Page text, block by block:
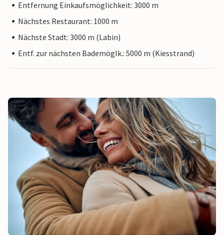
Entfernung Einkaufsmöglichkeit: 3000 m
Nächstes Restaurant: 1000 m
Nächste Stadt: 3000 m (Labin)
Entf. zur nächsten Bademöglk.: 5000 m (Kiesstrand)